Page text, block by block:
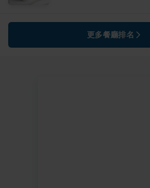
更多餐廳排名